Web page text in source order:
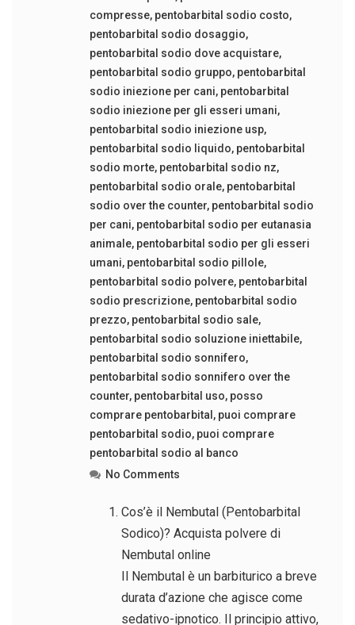
compresse, pentobarbital sodio costo,
pentobarbital sodio dosaggio,
pentobarbital sodio dove acquistare,
pentobarbital sodio gruppo, pentobarbital
sodio iniezione per cani, pentobarbital
sodio iniezione per gli esseri umani,
pentobarbital sodio iniezione usp,
pentobarbital sodio liquido, pentobarbital
sodio morte, pentobarbital sodio nz,
pentobarbital sodio orale, pentobarbital
sodio over the counter, pentobarbital sodio
per cani, pentobarbital sodio per eutanasia
animale, pentobarbital sodio per gli esseri
umani, pentobarbital sodio pillole,
pentobarbital sodio polvere, pentobarbital
sodio prescrizione, pentobarbital sodio
prezzo, pentobarbital sodio sale,
pentobarbital sodio soluzione iniettabile,
pentobarbital sodio sonnifero,
pentobarbital sodio sonnifero over the
counter, pentobarbital uso, posso
comprare pentobarbital , puoi comprare
pentobarbital sodio, puoi comprare
pentobarbital sodio al banco
No Comments
Cos’è il Nembutal (Pentobarbital
Sodico)? Acquista polvere di
Nembutal online
Il Nembutal è un barbiturico a breve
durata d’azione che agisce come
sedativo-ipnotico. Il principio attivo,